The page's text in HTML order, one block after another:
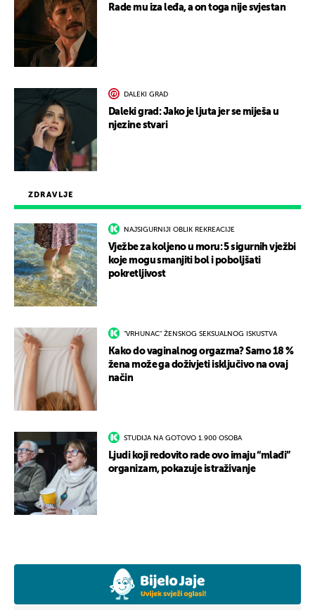
ZDRAVLJE
NAJSIGURNIJI OBLIK REKREACIJE
Vježbe za koljeno u moru: 5 sigurnih vježbi
koje mogu smanjiti bol i poboljšati
pokretljivost
"VRHUNAC" ŽENSKOG SEKSUALNOG ISKUSTVA
Kako do vaginalnog orgazma? Samo 18 %
žena može ga doživjeti isključivo na ovaj
način
STUDIJA NA GOTOVO 1.900 OSOBA
Ljudi koji redovito rade ovo imaju “mlađi”
organizam, pokazuje istraživanje
Rade mu iza leđa, a on toga nije svjestan
DALEKI GRAD
Daleki grad: Jako je ljuta jer se miješa u
njezine stvari